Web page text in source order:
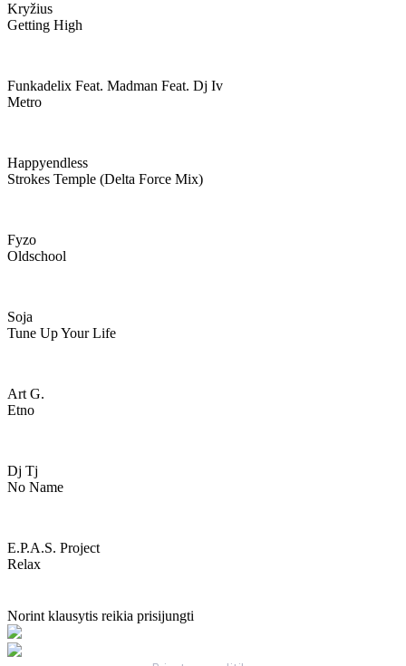
Kryžius
Getting High
Funkadelix Feat. Madman Feat. Dj Iv
Metro
Happyendless
Strokes Temple (delta Force Mix)
Fyzo
Oldschool
Soja
Tune Up Your Life
Art G.
Etno
Dj Tj
No Name
E.p.a.s. Project
Relax
Norint klausytis reikia prisijungti